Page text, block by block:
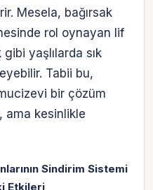
Mesela, bağırsak
rol oynayan lif
yaşlılarda sık
Tabii bu,
bir çözüm
ama kesinlikle
Sindirim Sistemi
Etkileri